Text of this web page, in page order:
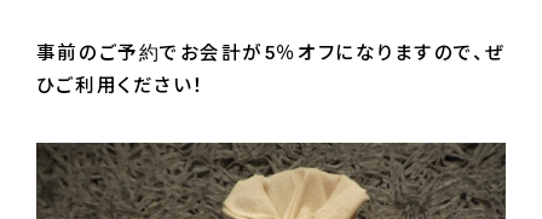
事前のご予約でお会計が5％オフになりますので、ぜ
ひご利用ください！